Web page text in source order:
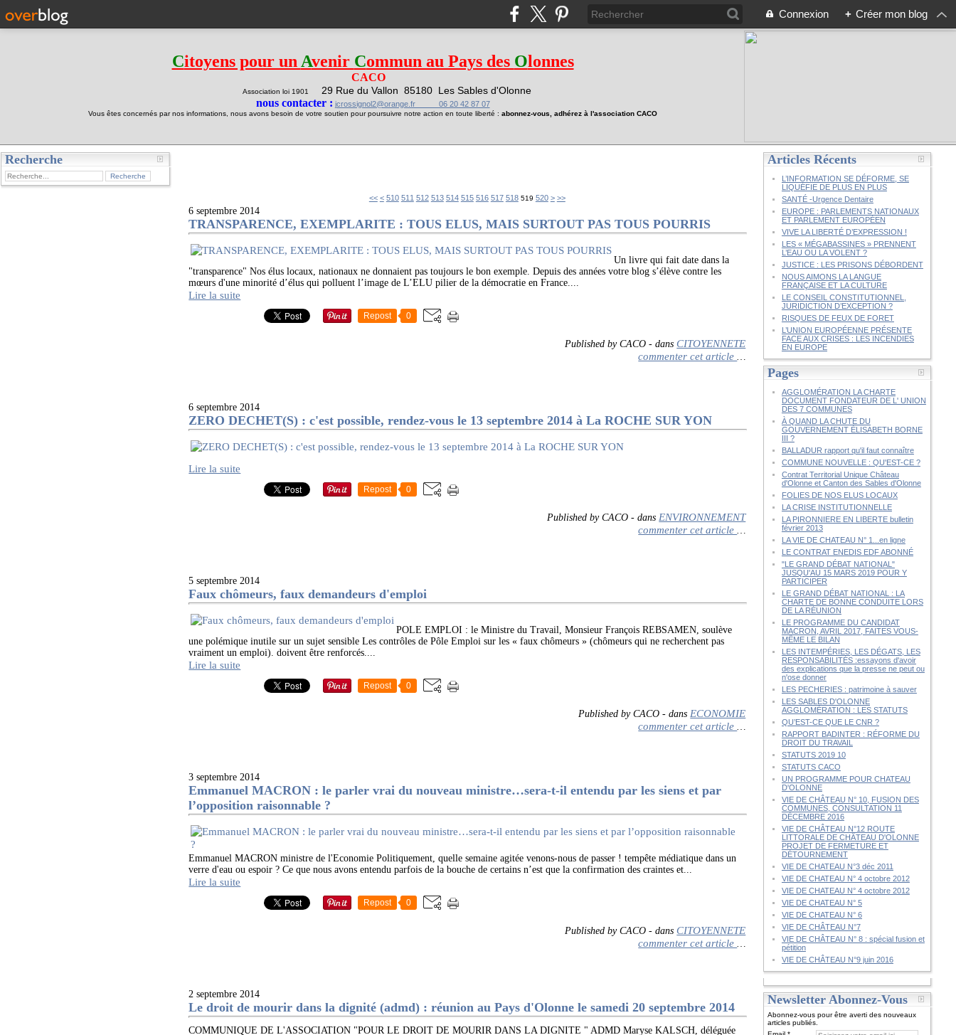
Connexion + Créer mon blog
Citoyens pour un Avenir Commun au Pays des Olonnes
CACO
Association loi 1901 29 Rue du Vallon 85180 Les Sables d'Olonne
nous contacter : jcrossignol2@orange.fr 06 20 42 87 07
Vous êtes concernés par nos informations, nous avons besoin de votre soutien pour poursuivre notre action en toute liberté : abonnez-vous, adhérez à l'association CACO
Recherche
<< < 500
510 511 512 513 514 515 516 517 518 519 520 530
540
550
560
570
580
590
600
700
> >>
6 septembre 2014
TRANSPARENCE, EXEMPLARITE : TOUS ELUS, MAIS SURTOUT PAS TOUS POURRIS
Un livre qui fait date dans la
"transparence" Nos élus locaux, nationaux ne donnaient pas toujours le bon exemple. Depuis des années votre blog s’élève contre les
mœurs d'une minorité d’élus qui polluent l’image de L’ELU pilier de la démocratie en France....
Lire la suite
Repost 0
Published by CACO - dans CITOYENNETE
commenter cet article …
6 septembre 2014
ZERO DECHET(S) : c'est possible, rendez-vous le 13 septembre 2014 à La ROCHE SUR YON
Lire la suite
Repost 0
Published by CACO - dansENVIRONNEMENT
commenter cet article …
5 septembre 2014
Faux chômeurs, faux demandeurs d'emploi
POLE EMPLOI : le Ministre du Travail, Monsieur François REBSAMEN, soulève
une polémique inutile sur un sujet sensible Les contrôles de Pôle Emploi sur les « faux chômeurs » (chômeurs qui ne recherchent pas
vraiment un emploi). doivent être renforcés....
Lire la suite
Repost 0
Published by CACO - dansECONOMIE
commenter cet article …
3 septembre 2014
Emmanuel MACRON : le parler vrai du nouveau ministre…sera-t-il entendu par les siens et par
l’opposition raisonnable ?
Emmanuel MACRON ministre de l'Economie Politiquement, quelle semaine agitée venons-nous de passer ! tempête médiatique dans un
verre d'eau ou espoir ? Ce que nous avons entendu parfois de la bouche de certains n’est que la confirmation des craintes et...
Lire la suite
Repost 0
Published by CACO - dans CITOYENNETE
commenter cet article …
2 septembre 2014
Le droit de mourir dans la dignité (admd) : réunion au Pays d'Olonne le samedi 20 septembre 2014
COMMUNIQUE DE L'ASSOCIATION "POUR LE DROIT DE MOURIR DANS LA DIGNITE " ADMD Maryse KALSCH, déléguée
Articles Récents
L’INFORMATION SE DÉFORME, SE
LIQUÉFIE DE PLUS EN PLUS
SANTÉ -Urgence Dentaire
EUROPE : PARLEMENTS NATIONAUX
ET PARLEMENT EUROPÉEN
VIVE LA LIBERTÉ D’EXPRESSION !
LES « MÉGABASSINES » PRENNENT
L’EAU OU LA VOLENT ?
JUSTICE : LES PRISONS DÉBORDENT
NOUS AIMONS LA LANGUE
FRANÇAISE ET LA CULTURE
LE CONSEIL CONSTITUTIONNEL,
JURIDICTION D’EXCEPTION ?
RISQUES DE FEUX DE FORET
L’UNION EUROPÉENNE PRÉSENTE
FACE AUX CRISES : LES INCENDIES
EN EUROPE
Pages
AGGLOMÉRATION LA CHARTE
DOCUMENT FONDATEUR DE L' UNION
DES 7 COMMUNES
À QUAND LA CHUTE DU
GOUVERNEMENT ÉLISABETH BORNE
III ?
BALLADUR rapport qu'il faut connaître
COMMUNE NOUVELLE : QU'EST-CE ?
Contrat Territorial Unique Château
d'Olonne et Canton des Sables d'Olonne
FOLIES DE NOS ELUS LOCAUX
LA CRISE INSTITUTIONNELLE
LA PIRONNIERE EN LIBERTE bulletin
février 2013
LA VIE DE CHATEAU N° 1...en ligne
LE CONTRAT ENEDIS EDF ABONNÉ
"LE GRAND DÉBAT NATIONAL"
JUSQU'AU 15 MARS 2019 POUR Y
PARTICIPER
LE GRAND DÉBAT NATIONAL : LA
CHARTE DE BONNE CONDUITE LORS
DE LA RÉUNION
LE PROGRAMME DU CANDIDAT
MACRON, AVRIL 2017, FAITES VOUS-
MÊME LE BILAN
LES INTEMPÉRIES, LES DÉGATS, LES
RESPONSABILITÉS :essayons d'avoir
des explications que la presse ne peut ou
n'ose donner
LES PECHERIES : patrimoine à sauver
LES SABLES D'OLONNE
AGGLOMÉRATION : LES STATUTS
QU’EST-CE QUE LE CNR ?
RAPPORT BADINTER : RÉFORME DU
DROIT DU TRAVAIL
STATUTS 2019 10
STATUTS CACO
UN PROGRAMME POUR CHATEAU
D'OLONNE
VIE DE CHÂTEAU N° 10, FUSION DES
COMMUNES, CONSULTATION 11
DÉCEMBRE 2016
VIE DE CHÂTEAU N°12 ROUTE
LITTORALE DE CHÂTEAU D'OLONNE
PROJET DE FERMETURE ET
DÉTOURNEMENT
VIE DE CHATEAU N°3 déc 2011
VIE DE CHATEAU N° 4 octobre 2012
VIE DE CHATEAU N° 4 octobre 2012
VIE DE CHATEAU N° 5
VIE DE CHATEAU N° 6
VIE DE CHÂTEAU N°7
VIE DE CHÂTEAU N° 8 : spécial fusion et
pétition
VIE DE CHÂTEAU N°9 juin 2016
Newsletter Abonnez-Vous
Abonnez-vous pour être averti des nouveaux
articles publiés.